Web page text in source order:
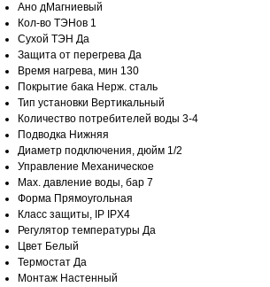
Ано дМагниевый
Кол-во ТЭНов 1
Сухой ТЭН Да
Защита от перегрева Да
Время нагрева, мин 130
Покрытие бака Нерж. сталь
Тип установки Вертикальный
Количество потребителей воды 3-4
Подводка Нижняя
Диаметр подключения, дюйм 1/2
Управление Механическое
Max. давление воды, бар 7
Форма Прямоугольная
Класс защиты, IP IPX4
Регулятор температуры Да
Цвет Белый
Термостат Да
Монтаж Настенный